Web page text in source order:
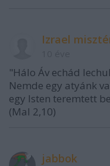
Izrael
"Hálo Áv echád
Nemde egy atyánk
egy Isten teremtett
(Mal 2,10)
jabbok